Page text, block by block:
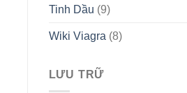
Tinh Dầu (9)
Wiki Viagra (8)
LƯU TRỮ